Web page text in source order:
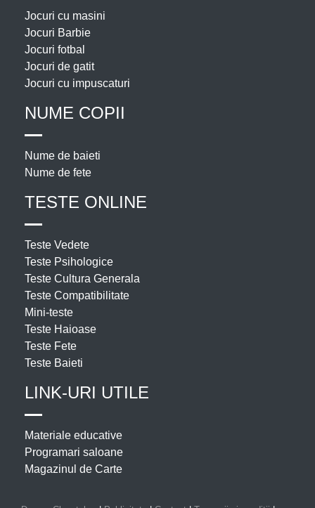
Jocuri cu masini
Jocuri Barbie
Jocuri fotbal
Jocuri de gatit
Jocuri cu impuscaturi
NUME COPII
Nume de baieti
Nume de fete
TESTE ONLINE
Teste Vedete
Teste Psihologice
Teste Cultura Generala
Teste Compatibilitate
Mini-teste
Teste Haioase
Teste Fete
Teste Baieti
LINK-URI UTILE
Materiale educative
Programari saloane
Magazinul de Carte